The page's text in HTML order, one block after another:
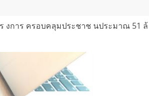
งการ ครอบคลุมประชาช นประมาณ 51 ล้